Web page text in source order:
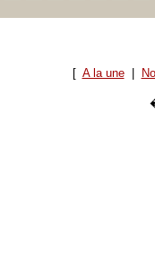
[ A la une|